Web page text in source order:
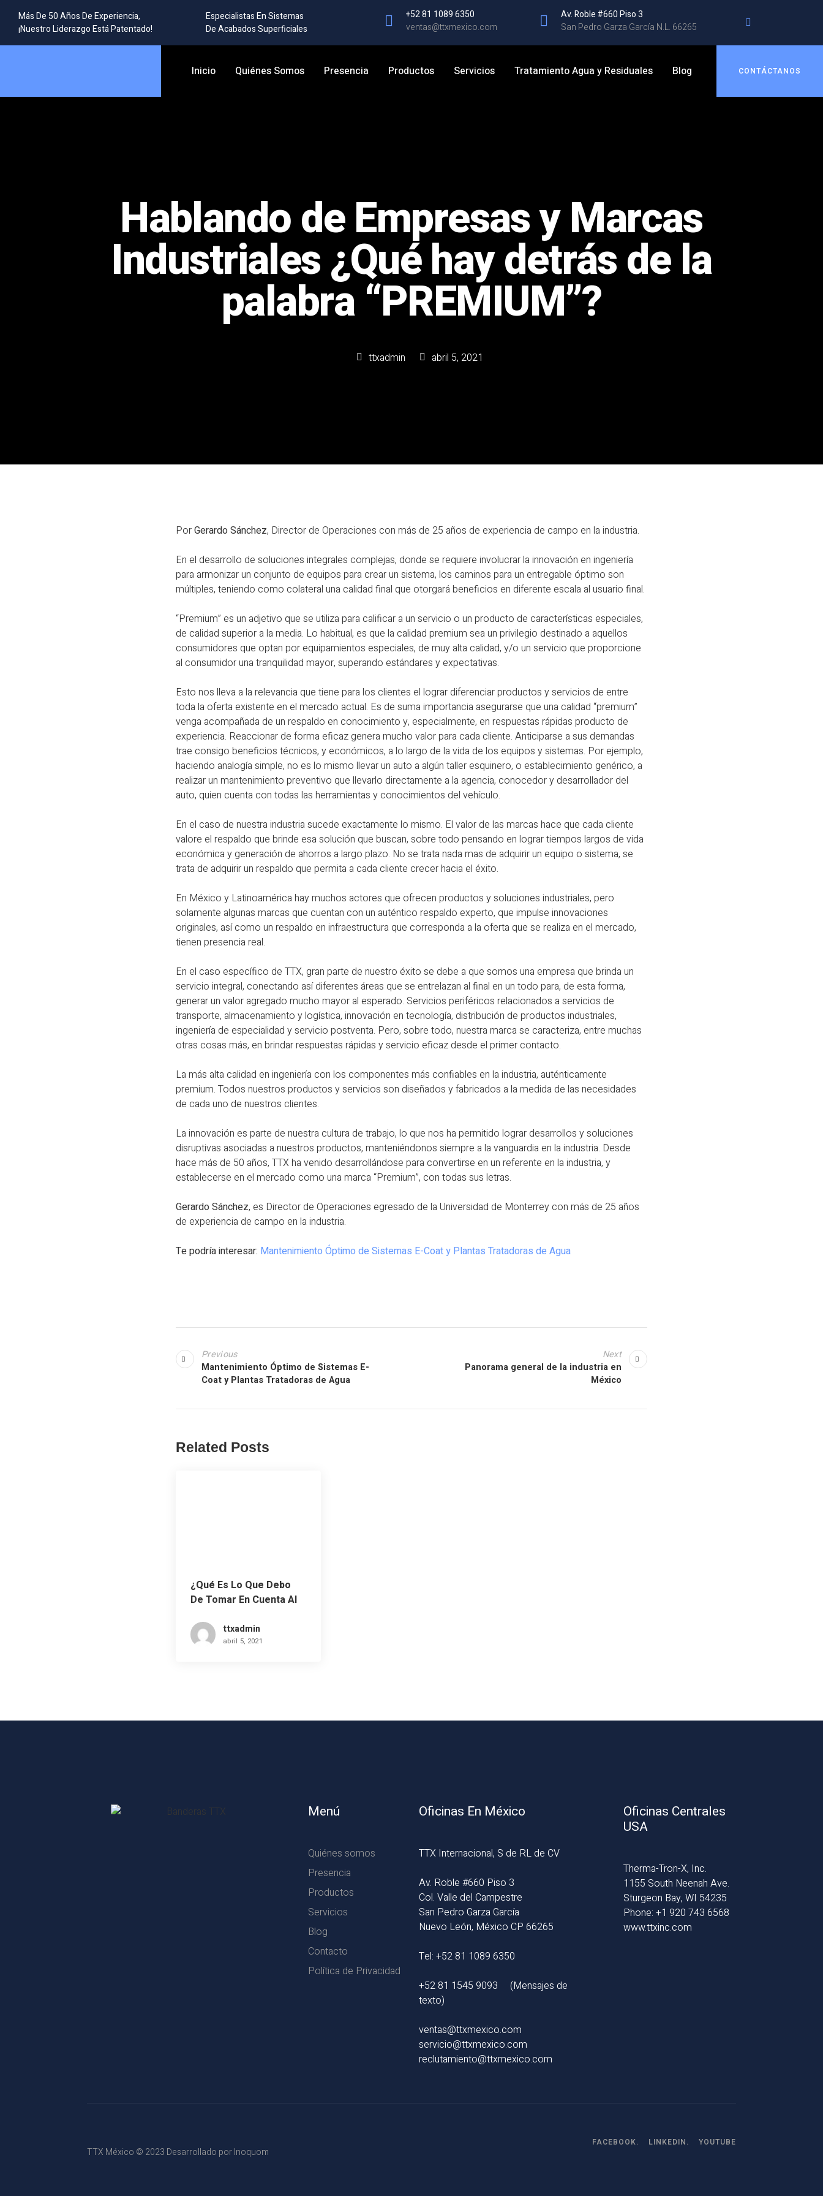
Más De 50 Años De Experiencia,
¡Nuestro Liderazgo Está Patentado!
Especialistas En Sistemas
De Acabados Superficiales
+52 81 1089 6350
ventas@ttxmexico.com
Av. Roble #660 Piso 3
San Pedro Garza García N.L. 66265
Inicio Quiénes Somos Presencia Productos Servicios Tratamiento Agua y Residuales Blog CONTÁCTANOS
Hablando de Empresas y Marcas
Industriales ¿Qué hay detrás de la
palabra “PREMIUM”?
ttxadmin abril 5, 2021
PorGerardo Sánchez, Director de Operaciones con más de 25 años de experiencia de campo en la industria.
En el desarrollo de soluciones integrales complejas, donde se requiere involucrar la innovación en ingeniería
para armonizar un conjunto de equipos para crear un sistema, los caminos para un entregable óptimo son
múltiples, teniendo como colateral una calidad final que otorgará beneficios en diferente escala al usuario final.
“Premium” es un adjetivo que se utiliza para calificar a un servicio o un producto de características especiales,
de calidad superior a la media. Lo habitual, es que la calidad premium sea un privilegio destinado a aquellos
consumidores que optan por equipamientos especiales, de muy alta calidad, y/o un servicio que proporcione
al consumidor una tranquilidad mayor, superando estándares y expectativas.
Esto nos lleva a la relevancia que tiene para los clientes el lograr diferenciar productos y servicios de entre
toda la oferta existente en el mercado actual. Es de suma importancia asegurarse que una calidad “premium”
venga acompañada de un respaldo en conocimiento y, especialmente, en respuestas rápidas producto de
experiencia. Reaccionar de forma eficaz genera mucho valor para cada cliente. Anticiparse a sus demandas
trae consigo beneficios técnicos, y económicos, a lo largo de la vida de los equipos y sistemas. Por ejemplo,
haciendo analogía simple, no es lo mismo llevar un auto a algún taller esquinero, o establecimiento genérico, a
realizar un mantenimiento preventivo que llevarlo directamente a la agencia, conocedor y desarrollador del
auto, quien cuenta con todas las herramientas y conocimientos del vehículo.
En el caso de nuestra industria sucede exactamente lo mismo. El valor de las marcas hace que cada cliente
valore el respaldo que brinde esa solución que buscan, sobre todo pensando en lograr tiempos largos de vida
económica y generación de ahorros a largo plazo. No se trata nada mas de adquirir un equipo o sistema, se
trata de adquirir un respaldo que permita a cada cliente crecer hacia el éxito.
En México y Latinoamérica hay muchos actores que ofrecen productos y soluciones industriales, pero
solamente algunas marcas que cuentan con un auténtico respaldo experto, que impulse innovaciones
originales, así como un respaldo en infraestructura que corresponda a la oferta que se realiza en el mercado,
tienen presencia real.
En el caso específico de TTX, gran parte de nuestro éxito se debe a que somos una empresa que brinda un
servicio integral, conectando así diferentes áreas que se entrelazan al final en un todo para, de esta forma,
generar un valor agregado mucho mayor al esperado. Servicios periféricos relacionados a servicios de
transporte, almacenamiento y logística, innovación en tecnología, distribución de productos industriales,
ingeniería de especialidad y servicio postventa. Pero, sobre todo, nuestra marca se caracteriza, entre muchas
otras cosas más, en brindar respuestas rápidas y servicio eficaz desde el primer contacto.
La más alta calidad en ingeniería con los componentes más confiables en la industria, auténticamente
premium. Todos nuestros productos y servicios son diseñados y fabricados a la medida de las necesidades
de cada uno de nuestros clientes.
La innovación es parte de nuestra cultura de trabajo, lo que nos ha permitido lograr desarrollos y soluciones
disruptivas asociadas a nuestros productos, manteniéndonos siempre a la vanguardia en la industria. Desde
hace más de 50 años, TTX ha venido desarrollándose para convertirse en un referente en la industria, y
establecerse en el mercado como una marca “Premium”, con todas sus letras.
Gerardo Sánchez, es Director de Operaciones egresado de la Universidad de Monterrey con más de 25 años
de experiencia de campo en la industria.
Te podría interesar: Mantenimiento Óptimo de Sistemas E-Coat y Plantas Tratadoras de Agua
Previous
Mantenimiento Óptimo de Sistemas E-
Coat y Plantas Tratadoras de Agua
Next
Panorama general de la industria en
México
Related Posts
¿Qué Es Lo Que Debo
De Tomar En Cuenta Al
Sistema Automatizado
De Pintura?
ttxadmin
abril 5, 2021
Menú
Quiénes somos
Presencia
Productos
Servicios
Blog
Contacto
Política de Privacidad
Oficinas En México
TTX Internacional, S de RL de CV
Av. Roble #660 Piso 3
Col. Valle del Campestre
San Pedro Garza García
Nuevo León, México CP 66265
Tel: +52 81 1089 6350
+52 81 1545 9093
(Mensajes de
texto)
ventas@ttxmexico.com
servicio@ttxmexico.com
reclutamiento@ttxmexico.com
Oficinas Centrales
USA
Therma-Tron-X, Inc.
1155 South Neenah Ave.
Sturgeon Bay, WI 54235
Phone: +1 920 743 6568
www.ttxinc.com
TTX México © 2023 Desarrollado porInoquom
FACEBOOK. LINKEDIN. YOUTUBE